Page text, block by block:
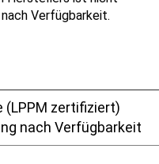
Verfügbarkeit.
(LPPM zertifiziert)
nach Verfügbarkeit